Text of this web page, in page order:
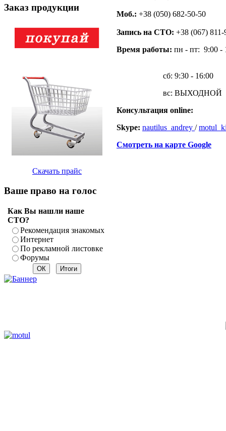
Заказ продукции
Скачать прайс
Ваше право на голос
Как Вы нашли наше
СТО?
Рекомендация знакомых
Интернет
По рекламной листовке
Форумы
Моб.: +38 (050) 682-50-50
Запись на СТО: +38 (067) 811-
Время работы: пн - пт: 9:00 -
сб: 9:30 - 16:00
вс: ВЫХОДНОЙ
Консультация online:
Skype: nautilus_andrey /
Смотреть на карте Google